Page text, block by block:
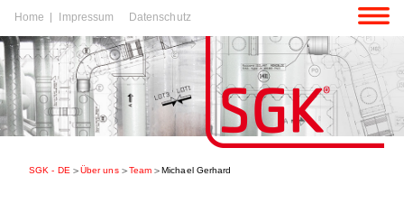
Navigation
Home Impressum Datenschutz
SGK - DE Über uns Team Michael Gerhard